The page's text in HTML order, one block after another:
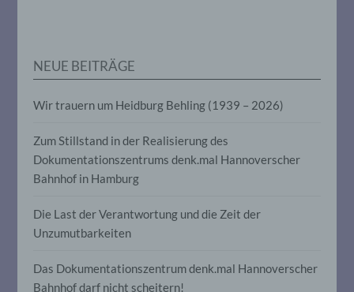
NEUE BEITRÄGE
Wir trauern um Heidburg Behling (1939 – 2026)
Zum Stillstand in der Realisierung des
Dokumentationszentrums denk.mal Hannoverscher
Bahnhof in Hamburg
Die Last der Verantwortung und die Zeit der
Unzumutbarkeiten
Das Dokumentationszentrum denk.mal Hannoverscher
Bahnhof darf nicht scheitern!
Pseudonymisierung ist die Verarbeitung
personenbezogener Daten in einer Weise,
ohne Hinzuziehung zusätzlicher
zugeordnet werden können, sofern diese
zusätzlichen Informationen gesondert
aufbewahrt werden und technischen und
organisatorischen Maßnahmen
personenbezogenen Daten nicht einer
identifizierten oder identifizierbaren